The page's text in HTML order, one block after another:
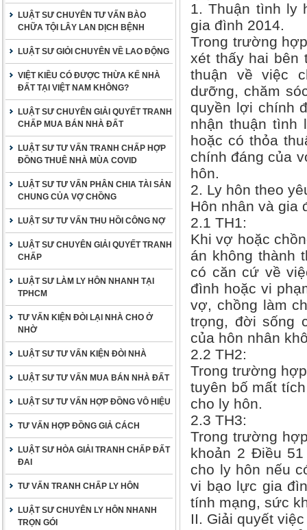
LUẬT SƯ CHUYÊN TƯ VẤN BÀO
CHỮA TỘI LÂY LAN DỊCH BỆNH
LUẬT SƯ GIỎI CHUYÊN VỀ LAO ĐỘNG
VIỆT KIỀU CÓ ĐƯỢC THỪA KẾ NHÀ
ĐẤT TẠI VIỆT NAM KHÔNG?
LUẬT SƯ CHUYÊN GIẢI QUYẾT TRANH
CHẤP MUA BÁN NHÀ ĐẤT
LUẬT SƯ TƯ VẤN TRANH CHẤP HỢP
ĐỒNG THUÊ NHÀ MÙA COVID
LUẬT SƯ TƯ VẤN PHÂN CHIA TÀI SẢN
CHUNG CỦA VỢ CHỒNG
LUẬT SƯ TƯ VẤN THU HỒI CÔNG NỢ
LUẬT SƯ CHUYÊN GIẢI QUYẾT TRANH
CHẤP
LUẬT SƯ LÀM LY HÔN NHANH TẠI
TPHCM
TƯ VẤN KIỆN ĐÒI LẠI NHÀ CHO Ở
NHỜ
LUẬT SƯ TƯ VẤN KIỆN ĐÒI NHÀ
LUẬT SƯ TƯ VẤN MUA BÁN NHÀ ĐẤT
LUẬT SƯ TƯ VẤN HỢP ĐỒNG VÔ HIỆU
TƯ VẤN HỢP ĐỒNG GIẢ CÁCH
LUẬT SƯ HÒA GIẢI TRANH CHẤP ĐẤT
ĐAI
TƯ VẤN TRANH CHẤP LY HÔN
LUẬT SƯ CHUYÊN LY HÔN NHANH
TRỌN GÓI
1. Thuận tình ly
gia đình 2014.
Trong trường
xét thấy hai bên
thuận về việc
dưỡng, chăm
quyền lợi chính
nhận thuận tình
hoặc có thỏa
chính đáng của
hôn.
2. Ly hôn theo
Hôn nhân và gia
2.1 TH1:
Khi vợ hoặc
án không thành
có căn cứ về
đình hoặc vi
vợ, chồng làm
trọng, đời sống
của hôn nhân
2.2 TH2:
Trong trường
tuyên bố mất
cho ly hôn.
2.3 TH3:
Trong trường
khoản 2 Điều
cho ly hôn nếu
vi bạo lực gia
tính mạng, sức
II. Giải quyết